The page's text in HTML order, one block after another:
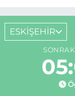
ESKİŞEHİR